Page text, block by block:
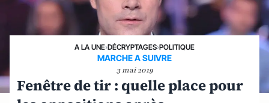
A LA UNE›DÉCRYPTAGES›POLITIQUE
MARCHE A SUIVRE
3 mai 2019
Fenêtre de tir : quelle place pour